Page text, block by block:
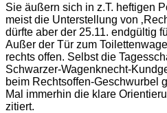
Sie äußern sich in z.T. heftigen
meist die Unterstellung von
dürfte aber der 25.11. endgültig
Außer der Tür zum
rechts offen. Selbst die
Schwarzer-Wagenknecht-
beim Rechtsoffen-Geschwurbel
Mal immerhin die klare
zitiert.